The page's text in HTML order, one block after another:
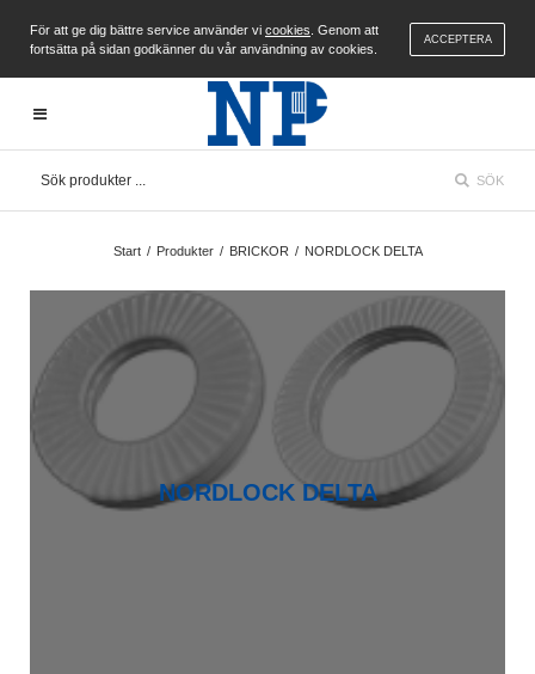
För att ge dig bättre service använder vi cookies . Genom att
fortsätta på sidan godkänner du vår användning av cookies.
ACCEPTERA
SÖK
Start / Produkter / BRICKOR / NORDLOCK DELTA
NORDLOCK DELTA